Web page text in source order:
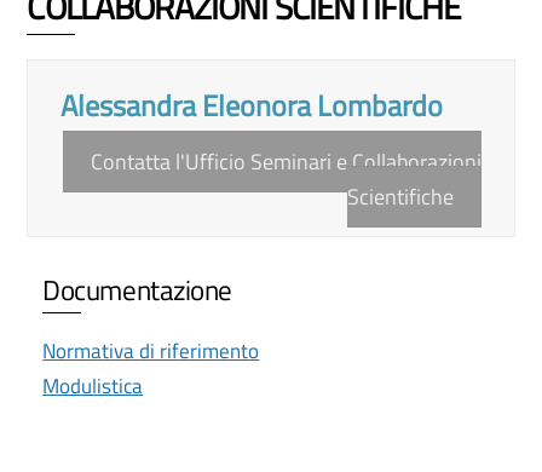
Alessandra Eleonora Lombardo
Contatta l'Ufficio Seminari e Collaborazioni
Scientifiche
Documentazione
Normativa di riferimento
Modulistica